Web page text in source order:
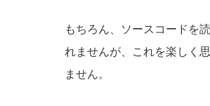
もちろん、ソースコードを
れませんが、これを楽しく
ません。